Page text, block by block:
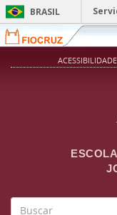
Pular para o conteúdo
BRASIL
ACESSIBILIDADE